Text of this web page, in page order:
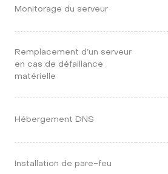
Monitorage du serveur
Remplacement d’un serveur
en cas de défaillance
matérielle
Hébergement DNS
Installation de pare-feu